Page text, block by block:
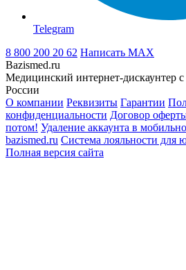
Telegram
8 800 200 20 62 Написать MAX
Bazismed.ru
Медицинский интернет-дискаунтер с
России
О компании Реквизиты Гарантии
конфиденциальности Договор
потом! Удаление аккаунта в
bazismed.ru Система лояльности для
Полная версия сайта